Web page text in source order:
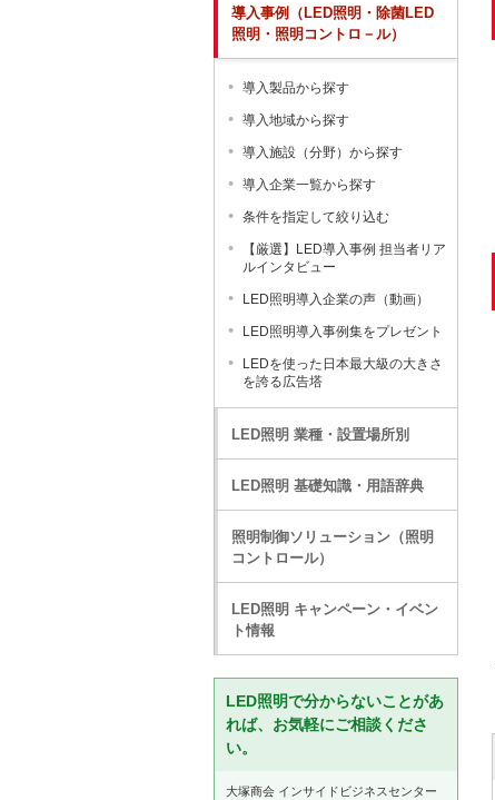
導入事例（LED照明・除菌LED
照明・照明コントロ－ル）
導入製品から探す
導入地域から探す
導入施設（分野）から探す
導入企業一覧から探す
条件を指定して絞り込む
【厳選】LED導入事例 担当者リア
ルインタビュー
LED照明導入企業の声（動画）
LED照明導入事例集をプレゼント
LEDを使った日本最大級の大きさ
を誇る広告塔
LED照明 業種・設置場所別
LED照明 基礎知識・用語辞典
照明制御ソリューション（照明
コントロール）
LED照明 キャンペーン・イベン
ト情報
LED照明で分からないことがあ
れば、お気軽にご相談くださ
い。
大塚商会 インサイドビジネスセンター